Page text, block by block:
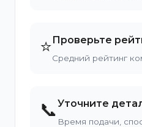
⭐Проверьте
Средний рейтинг
📞Уточните
Время подачи,